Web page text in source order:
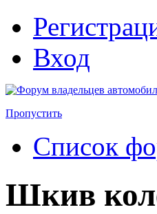
Вход
Пропустить
Список
Шкив